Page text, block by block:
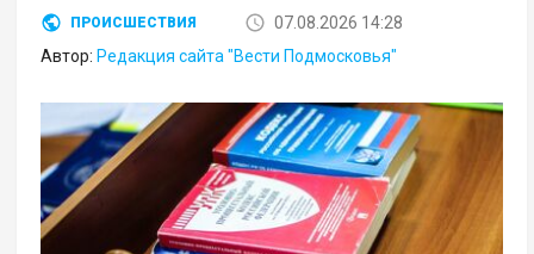
ПРОИСШЕСТВИЯ
07.08.2026 14:28
Автор: Редакция сайта "Вести Подмосковья"